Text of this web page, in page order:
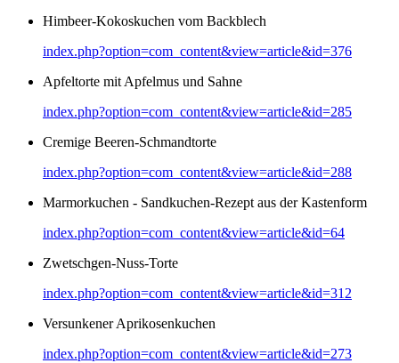
Himbeer-Kokoskuchen vom Backblech
index.php?option=com_content&view=article&id=376
Apfeltorte mit Apfelmus und Sahne
index.php?option=com_content&view=article&id=285
Cremige Beeren-Schmandtorte
index.php?option=com_content&view=article&id=288
Marmorkuchen - Sandkuchen-Rezept aus der Kastenform
index.php?option=com_content&view=article&id=64
Zwetschgen-Nuss-Torte
index.php?option=com_content&view=article&id=312
Versunkener Aprikosenkuchen
index.php?option=com_content&view=article&id=273